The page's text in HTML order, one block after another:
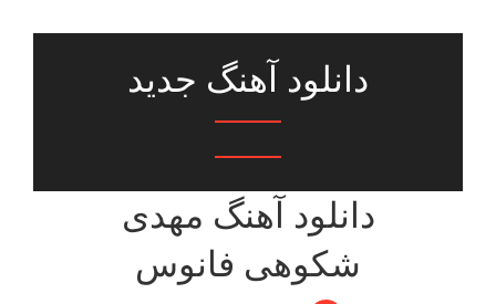
دانلود آهنگ جدید
دانلود آهنگ مهدی
شکوهی فانوس